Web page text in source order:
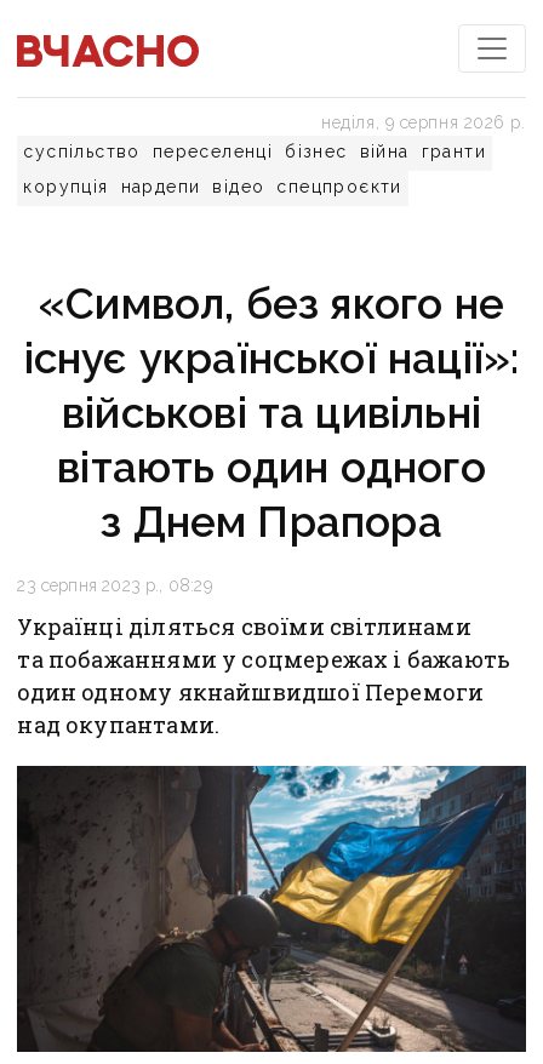
суспільство переселенці бізнес війна
гранти
корупція
нардепи відео спецпроєкти
неділя, 9 серпня 2026 р.
«Символ, без якого не
існує української нації»:
військові та цивільні
вітають один одного
з Днем Прапора
23 серпня 2023 р., 08:29
Українці діляться своїми світлинами
та побажаннями у соцмережах і бажають
один одному якнайшвидшої Перемоги
над окупантами.